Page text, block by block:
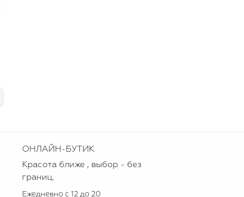
ОНЛАЙН-БУТИК
Красота ближе , выбор - без
границ.
Ежедневно с 12 до 20